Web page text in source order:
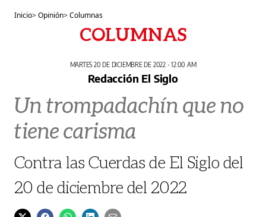
Inicio>Opinión>Columnas
COLUMNAS
MARTES 20 DE DICIEMBRE DE 2022 - 12:00 AM
Redacción El Siglo
Un trompadachín que no
tiene carisma
Contra las Cuerdas de El Siglo del
20 de diciembre del 2022